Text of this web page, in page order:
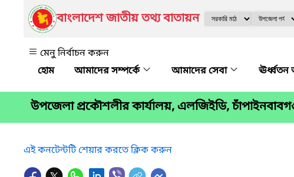
বাংলাদেশ জাতীয় তথ্য বাতায়ন
মেনু নির্বাচন করুন
আমাদের সম্পর্কে
আমাদের সেবা
উপজেলা প্রকৌশলীর কার্যালয়, এলজিইডি,
এই কনটেন্টটি শেয়ার করতে ক্লিক করুন